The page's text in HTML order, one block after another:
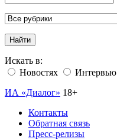
Найти
Искать в:
Новостях
Интервью
ИА «Диалог» 18+
Контакты
Обратная связь
Пресс-релизы